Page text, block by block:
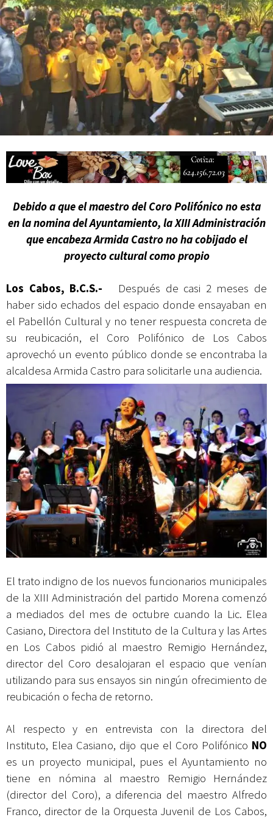
actividades de acceso libre
Debido a que el maestro del Coro Polifónico no esta
en la nomina del Ayuntamiento, la XIII Administración
que encabeza Armida Castro no ha cobijado el
proyecto cultural como propio
Los Cabos, B.C.S.- Después de casi 2 meses de
haber sido echados del espacio donde ensayaban en
el Pabellón Cultural y no tener respuesta concreta de
su reubicación, el Coro Polifónico de Los Cabos
aprovechó un evento público donde se encontraba la
alcaldesa Armida Castro para solicitarle una audiencia.
El trato indigno de los nuevos funcionarios municipales
de la XIII Administración del partido Morena comenzó
a mediados del mes de octubre cuando la Lic. Elea
Casiano, Directora del Instituto de la Cultura y las Artes
en Los Cabos pidió al maestro Remigio Hernández,
director del Coro desalojaran el espacio que venían
utilizando para sus ensayos sin ningún ofrecimiento de
reubicación o fecha de retorno.
Al respecto y en entrevista con la directora del
Instituto, Elea Casiano, dijo que el Coro Polifónico NO
es un proyecto municipal, pues el Ayuntamiento no
tiene en nómina al maestro Remigio Hernández
(director del Coro), a diferencia del maestro Alfredo
Franco, director de la Orquesta Juvenil de Los Cabos,